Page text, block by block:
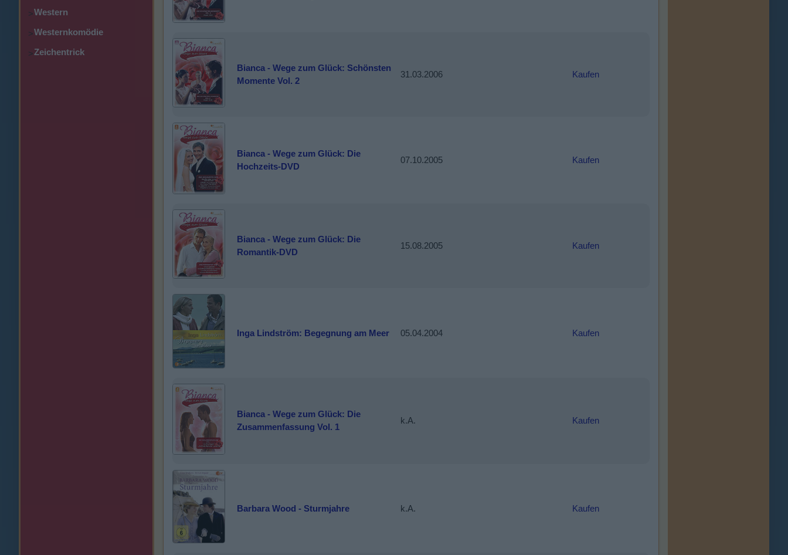
>Western
>Westernkomödie
>Zeichentrick
Bianca - Wege zum Glück: Schönsten
Momente Vol. 2
31.03.2006 Kaufen
Bianca - Wege zum Glück: Die
Hochzeits-DVD
07.10.2005 Kaufen
Bianca - Wege zum Glück: Die
Romantik-DVD
15.08.2005 Kaufen
Inga Lindström: Begegnung am Meer 05.04.2004 Kaufen
Bianca - Wege zum Glück: Die
Zusammenfassung Vol. 1
k.A. Kaufen
Barbara Wood - Sturmjahre k.A. Kaufen